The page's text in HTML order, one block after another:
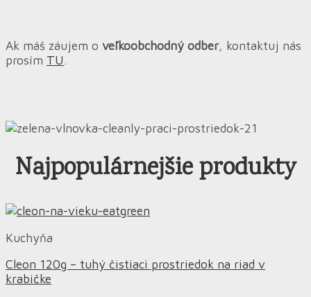
Ak máš záujem o veľkoobchodný odber, kontaktuj nás
prosím TU.
Najpopulárnejšie produkty
Kuchyňa
Cleon 120g – tuhý čistiaci prostriedok na riad v
krabičke